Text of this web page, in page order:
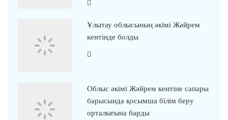
Ұлытау облысының әкімі Жәйрем
кентінде болды
Облыс әкімі Жәйрем кентіне сапары
барысында қосымша білім беру
орталығына барды